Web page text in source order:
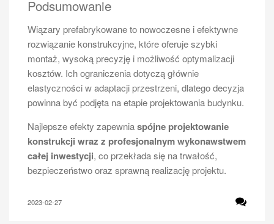
Podsumowanie
Wiązary prefabrykowane to nowoczesne i efektywne
rozwiązanie konstrukcyjne, które oferuje szybki
montaż, wysoką precyzję i możliwość optymalizacji
kosztów. Ich ograniczenia dotyczą głównie
elastyczności w adaptacji przestrzeni, dlatego decyzja
powinna być podjęta na etapie projektowania budynku.
Najlepsze efekty zapewniaspójne projektowanie
konstrukcji wraz z profesjonalnym wykonawstwem
całej inwestycji, co przekłada się na trwałość,
bezpieczeństwo oraz sprawną realizację projektu.
2023-02-27